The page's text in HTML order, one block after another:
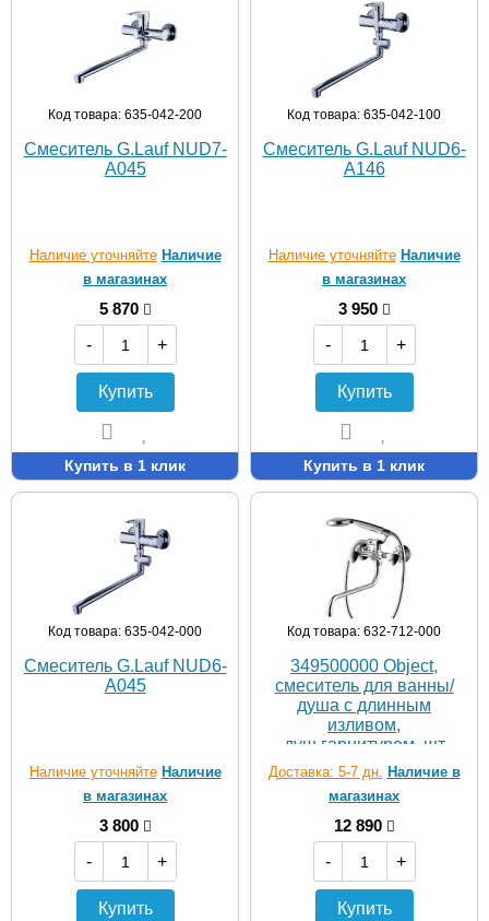
Код товара: 635-042-200
Смеситель G.Lauf NUD7-
A045
Наличие уточняйте Наличие
в магазинах
5 870
-
+
Купить
Купить в 1 клик
Код товара: 635-042-100
Смеситель G.Lauf NUD6-
A146
Наличие уточняйте Наличие
в магазинах
3 950
-
+
Купить
Купить в 1 клик
Код товара: 635-042-000
Смеситель G.Lauf NUD6-
A045
Наличие уточняйте Наличие
в магазинах
3 800
-
+
Купить
Код товара: 632-712-000
349500000 Object,
смеситель для ванны/
душа с длинным
изливом,
душ.гарнитуром, шт
Доставка: 5-7 дн. Наличие в
магазинах
12 890
-
+
Купить